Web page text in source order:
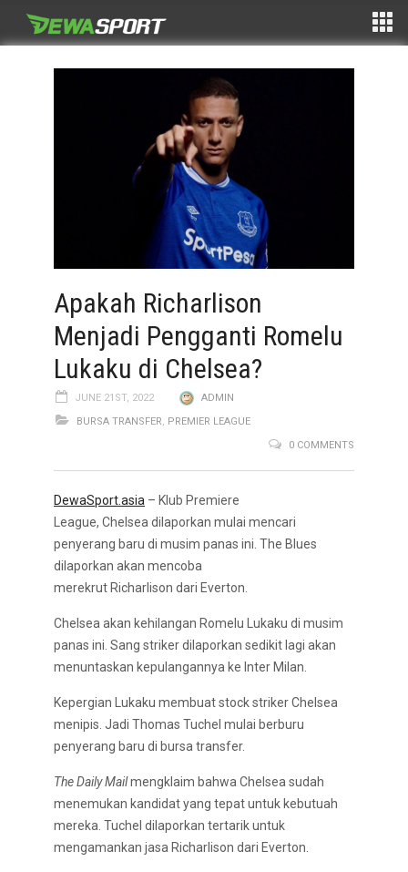
Apakah Richarlison
Menjadi Pengganti Romelu
Lukaku di Chelsea?
JUNE 21ST, 2022
ADMIN
BURSA TRANSFER, PREMIER LEAGUE
0 COMMENTS
DewaSport.asia – Klub Premiere
League, Chelsea dilaporkan mulai mencari
penyerang baru di musim panas ini. The Blues
dilaporkan akan mencoba
merekrut Richarlison dari Everton.
Chelsea akan kehilangan Romelu Lukaku di musim
panas ini. Sang striker dilaporkan sedikit lagi akan
menuntaskan kepulangannya ke Inter Milan.
Kepergian Lukaku membuat stock striker Chelsea
menipis. Jadi Thomas Tuchel mulai berburu
penyerang baru di bursa transfer.
The Daily Mailmengklaim bahwa Chelsea sudah
menemukan kandidat yang tepat untuk kebutuah
mereka. Tuchel dilaporkan tertarik untuk
mengamankan jasa Richarlison dari Everton.